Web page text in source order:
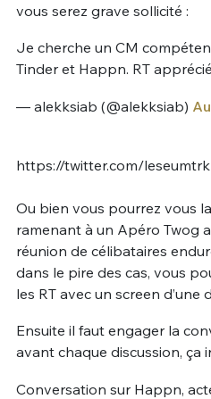
vous serez grave sollicité :
Je cherche un CM
Tinder et Happn. RT
— alekksiab (@alekksiab)
https://twitter.com/
Ou bien vous pourrez vous
ramenant à un Apéro Twog
réunion de célibataires
dans le pire des cas, vous
les RT avec un screen d’une
Ensuite il faut engager la
avant chaque discussion, ça
Conversation sur Happn,